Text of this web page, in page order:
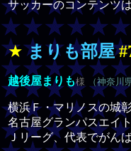
サッカーのコンテンツ
★まりも部屋
越後屋まりも様 （神奈川
横浜Ｆ・マリノスの城
名古屋グランパスエイ
Ｊリーグ、代表でがん